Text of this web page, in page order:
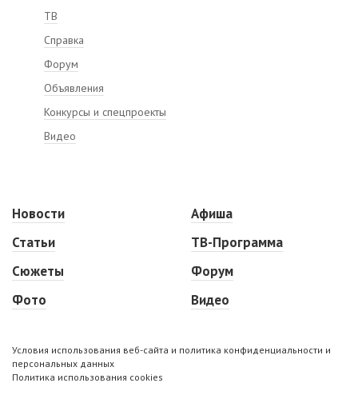
ТВ
Справка
Форум
Объявления
Конкурсы и спецпроекты
Видео
Новости
Статьи
Сюжеты
Фото
Афиша
ТВ-Программа
Форум
Видео
Условия использования веб-сайта и политика конфиденциальности и
персональных данных
Политика использования cookies